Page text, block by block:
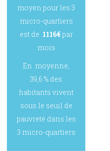
moyen pour les 3
micro-quartiers
est de 1116€par
mois
En moyenne,
39,6 % des
habitants vivent
sous le seuil de
pauvreté dans les
3 micro-quartiers